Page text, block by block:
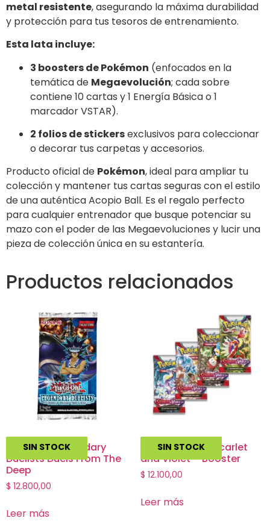
metal resistente,asegurando la máxima durabilidad
y protección para tus tesoros de entrenamiento.
Esta lata incluye:
3 boosters de Pokémon (enfocados en la
temática de Megaevolución; cada sobre
contiene 10 cartas y 1 Energía Básica o 1
marcador VSTAR).
2 folios de stickersexclusivos para coleccionar
o decorar tus carpetas y accesorios.
Producto oficial de Pokémon, ideal para ampliar tu
colección y mantener tus cartas seguras con el estilo
de una auténtica Acopio Ball. Es el regalo perfecto
para cualquier entrenador que busque potenciar su
mazo con el poder de las Megaevoluciones y lucir una
pieza de colección única en su estantería.
Productos relacionados
SIN STOCK
Yu Gi Oh!: Legendary
Duelists Duels From The
Deep
$ 12.800,00
Leer más
SIN STOCK
Pokemon TCG Scarlet
and Violet – Booster
$ 12.100,00
Leer más